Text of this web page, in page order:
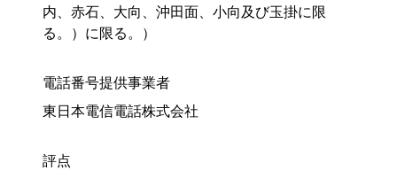
内、赤石、大向、沖田面、小向及び玉掛に限
る。）に限る。）
電話番号提供事業者
東日本電信電話株式会社
評点